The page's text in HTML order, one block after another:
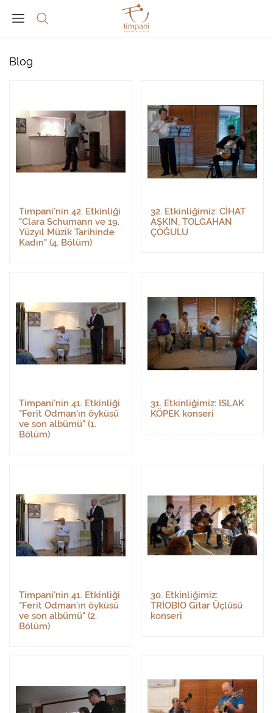
Blog
Timpani'nin 42. Etkinliği
"Clara Schumann ve 19.
Yüzyıl Müzik Tarihinde
Kadın" (4. Bölüm)
32. Etkinliğimiz: CİHAT
AŞKIN, TOLGAHAN
ÇOĞULU
Timpani'nin 41. Etkinliği
"Ferit Odman'ın öyküsü
ve son albümü" (1.
Bölüm)
31. Etkinliğimiz: ISLAK
KÖPEK konseri
Timpani'nin 41. Etkinliği
"Ferit Odman'ın öyküsü
ve son albümü" (2.
Bölüm)
30. Etkinliğimiz:
TRİOBİO Gitar Üçlüsü
konseri